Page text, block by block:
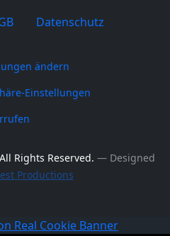
Datenschutz
ändern
Einstellungen
Rights Reserved. ― Designed
Productions
Real Cookie Banner